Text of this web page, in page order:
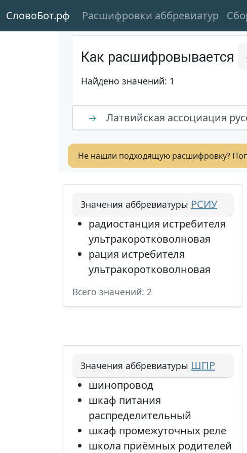
СловоБот.рф Расшифровки аббревиатур
Как расшифровывается
Найдено значений: 1
→ Латвийская ассоциация
Не нашли подходящую расшифровку?
Значения аббревиатуры РСИУ
радиостанция истребителя
ультракоротковолновая
рация истребителя
ультракоротковолновая
Всего значений: 2
Значения аббревиатуры ШПР
шинопровод
шкаф питания
распределительный
шкаф промежуточных реле
школа приёмных родителей